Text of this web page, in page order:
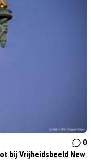
0
bij Vrijheidsbeeld New